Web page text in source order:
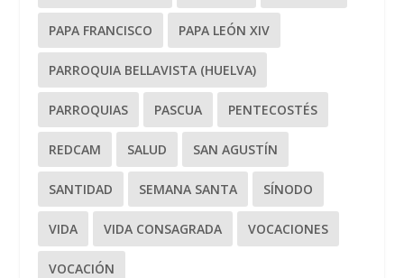
PAPA FRANCISCO PAPA LEÓN XIV
PARROQUIA BELLAVISTA (HUELVA)
PARROQUIAS PASCUA PENTECOSTÉS
REDCAM SALUD SAN AGUSTÍN
SANTIDAD SEMANA SANTA SÍNODO
VIDA VIDA CONSAGRADA VOCACIONES
VOCACIÓN